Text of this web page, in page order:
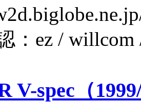
：ez /
V-spec（